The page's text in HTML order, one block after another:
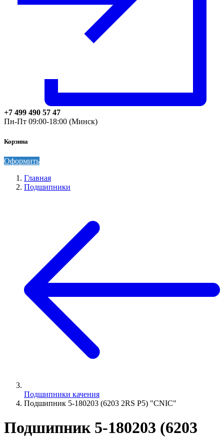
+7 499 490 57 47
Пн-Пт 09:00-18:00 (Минск)
Корзина
Оформить
Главная
Подшипники
Подшипники качения
Подшипник 5-180203 (6203 2RS P5) "CNIC"
Подшипник 5-180203 (6203